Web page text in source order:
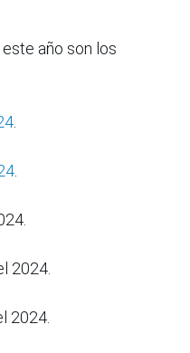
año son los
2024.
2024.